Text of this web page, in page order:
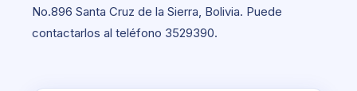
No.896 Santa Cruz de la Sierra, Bolivia. Puede
contactarlos al teléfono 3529390.